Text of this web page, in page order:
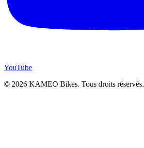
YouTube
© 2026 KAMEO Bikes. Tous droits réservés.